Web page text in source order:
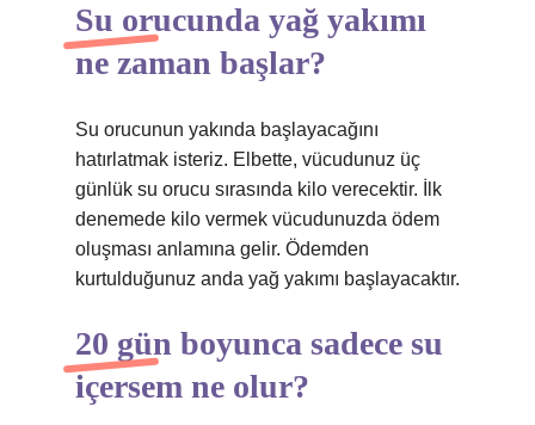
Su orucunda yağ yakımı
ne zaman başlar?
Su orucunun yakında başlayacağını
hatırlatmak isteriz. Elbette, vücudunuz üç
günlük su orucu sırasında kilo verecektir. İlk
denemede kilo vermek vücudunuzda ödem
oluşması anlamına gelir. Ödemden
kurtulduğunuz anda yağ yakımı başlayacaktır.
20 gün boyunca sadece su
içersem ne olur?